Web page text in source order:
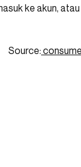
ke akun, atau
Source: